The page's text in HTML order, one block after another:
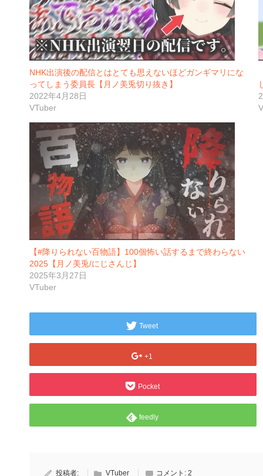
NHK出演後の配信とはとても思えないほどガンギマリにな
ってしまう委員長【月ノ美兎切り抜き】
2022年4月28日
VTuber
【#降りられない百物語】100個怖い話するまで終わらない
2025【月ノ美兎/にじさんじ】
2025年3月27日
VTuber
Tweet
+1
Pocket
feedly
投稿者: VTuber コメント: 2